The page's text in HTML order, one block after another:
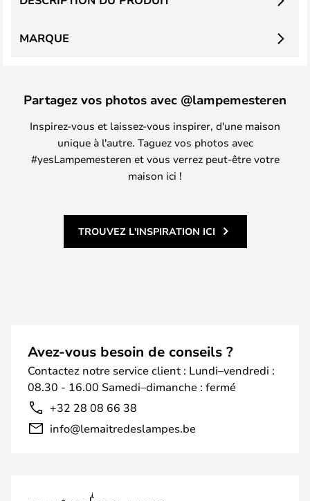
MARQUE
Partagez vos photos avec @lampemesteren
Inspirez-vous et laissez-vous inspirer, d'une maison
unique à l'autre. Taguez vos photos avec
#yesLampemesteren et vous verrez peut-être votre
maison ici !
TROUVEZ L'INSPIRATION ICI
Avez-vous besoin de conseils ?
Contactez notre service client : Lundi–vendredi :
08.30 - 16.00 Samedi–dimanche : fermé
+32 28 08 66 38
info@lemaitredeslampes.be